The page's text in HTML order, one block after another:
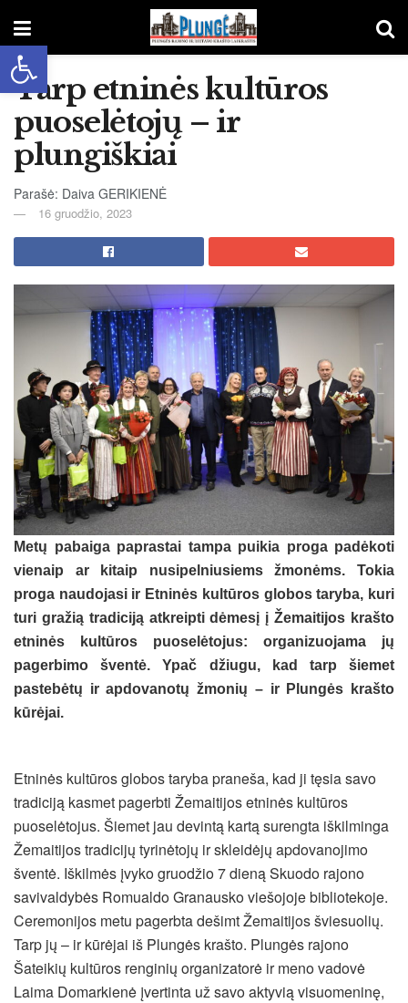
Open toolbar
Tarp etninės kultūros
puoselėtojų – ir
plungiškiai
Parašė: Daiva GERIKIENĖ
16 gruodžio, 2023
Metų pabaiga paprastai tampa puikia proga padėkoti
vienaip ar kitaip nusipelniusiems žmonėms. Tokia
proga naudojasi ir Etninės kultūros globos taryba, kuri
turi gražią tradiciją atkreipti dėmesį į Žemaitijos krašto
etninės kultūros puoselėtojus: organizuojama jų
pagerbimo šventė. Ypač džiugu, kad tarp šiemet
pastebėtų ir apdovanotų žmonių – ir Plungės krašto
kūrėjai.
Etninės kultūros globos taryba praneša, kad ji tęsia savo
tradiciją kasmet pagerbti Žemaitijos etninės kultūros
puoselėtojus. Šiemet jau devintą kartą surengta iškilminga
Žemaitijos tradicijų tyrinėtojų ir skleidėjų apdovanojimo
šventė. Iškilmės įvyko gruodžio 7 dieną Skuodo rajono
savivaldybės Romualdo Granausko viešojoje bibliotekoje.
Ceremonijos metu pagerbta dešimt Žemaitijos šviesuolių.
Tarp jų – ir kūrėjai iš Plungės krašto. Plungės rajono
Šateikių kultūros renginių organizatorė ir meno vadovė
Laima Domarkienė įvertinta už savo aktyvią visuomeninę,